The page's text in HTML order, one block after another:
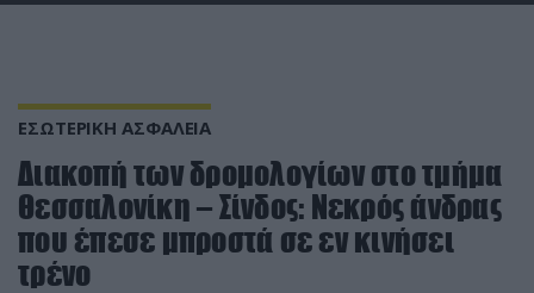
ΕΣΩΤΕΡΙΚΗ ΑΣΦΑΛΕΙΑ
Διακοπή των δρομολογίων στο τμήμα
Θεσσαλονίκη – Σίνδος: Nεκρός άνδρας
που έπεσε μπροστά σε εν κινήσει
τρένο